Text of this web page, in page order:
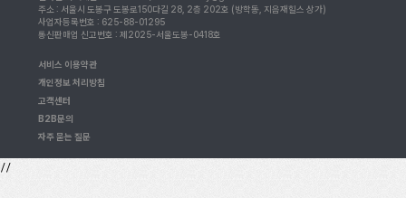
주소 : 서울시 도봉구 도봉로150다길 28, 2층 202호 (방학동, 지음재힐스 상가)
사업자등록번호 : 625-88-01295
통신판매업 신고번호 : 제2025-서울도봉-0418호
서비스 이용약관
개인정보 처리방침
고객센터
B2B문의
자주 묻는 질문
//